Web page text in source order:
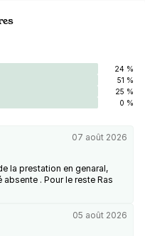
24 %
51 %
25 %
0 %
07 août 2026
la prestation en genaral,
. Pour le reste Ras
05 août 2026